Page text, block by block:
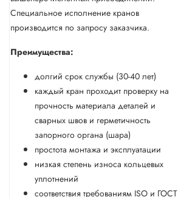
Специальное исполнение кранов
производится по запросу заказчика.
Преимущества:
долгий срок службы (30-40 лет)
каждый кран проходит проверку на
прочность материала деталей и
сварных швов и герметичность
запорного органа (шара)
простота монтажа и эксплуатации
низкая степень износа кольцевых
уплотнений
соответствия требованиям ISO и ГОСТ